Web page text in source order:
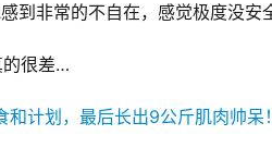
到非常的不自在，感觉极度没安
的很差…